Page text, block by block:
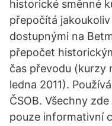
historické směnné
přepočítá
dostupnými na
přepočet
čas převodu (kurzy
ledna 2011).
ČSOB. Všechny
pouze informativní